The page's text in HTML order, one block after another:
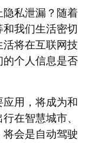
私泄漏？随着
我们生活密切
将在互联网技
个人信息是否
用，将成为和
在智慧城市、
会是自动驾驶